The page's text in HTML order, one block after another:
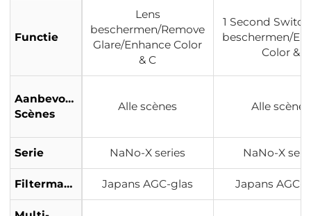
Functie
Lens
beschermen/Remove
Glare/Enhance Color
& C
1 Second
beschermen/
Color &
Aanbevolen
Scènes
Alle scènes Alle scènes
Serie NaNo-X series NaNo-X
Filtermateriaal Japans AGC-glas Japans AGC-